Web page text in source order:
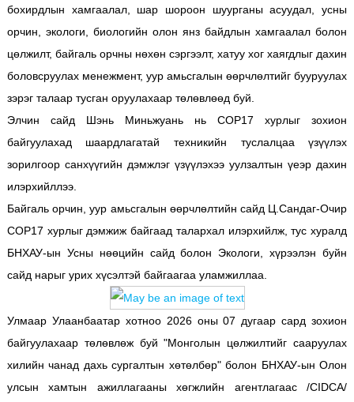
бохирдлын хамгаалал, шар шороон шуурганы асуудал, усны
орчин, экологи, биологийн олон янз байдлын хамгаалал болон
цөлжилт, байгаль орчны нөхөн сэргээлт, хатуу хог хаягдлыг дахин
боловсруулах менежмент, уур амьсгалын өөрчлөлтийг бууруулах
зэрэг талаар тусган оруулахаар төлөвлөөд буй.
Элчин сайд Шэнь Миньжуань нь СОР17 хурлыг зохион
байгуулахад шаардлагатай техникийн туслалцаа үзүүлэх
зорилгоор санхүүгийн дэмжлэг үзүүлэхээ уулзалтын үеэр дахин
илэрхийллээ.
Байгаль орчин, уур амьсгалын өөрчлөлтийн сайд Ц.Сандаг-Очир
COP17 хурлыг дэмжиж байгаад талархал илэрхийлж, тус хуралд
БНХАУ-ын Усны нөөцийн сайд болон Экологи, хүрээлэн буйн
сайд нарыг урих хүсэлтэй байгаагаа уламжиллаа.
Улмаар Улаанбаатар хотноо 2026 оны 07 дугаар сард зохион
байгуулахаар төлөвлөж буй "Монголын цөлжилтийг сааруулах
хилийн чанад дахь сургалтын хөтөлбөр" болон БНХАУ-ын Олон
улсын хамтын ажиллагааны хөгжлийн агентлагаас /CIDCA/